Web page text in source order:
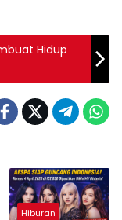
Hidup
Hiburan